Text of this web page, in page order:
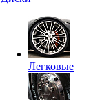
Легковые